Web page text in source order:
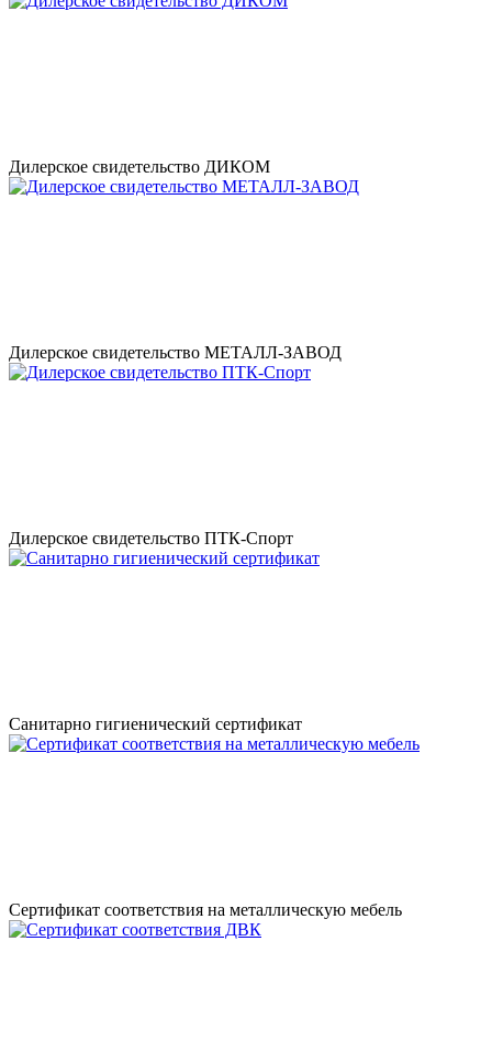
Дилерское свидетельство ДИКОМ
Дилерское свидетельство МЕТАЛЛ-ЗАВОД
Дилерское свидетельство ПТК-Спорт
Санитарно гигиенический сертификат
Сертификат соответствия на металлическую мебель